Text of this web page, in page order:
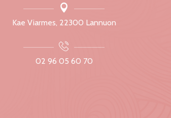
Kae Viarmes, 22300 Lannuon
02 96 05 60 70